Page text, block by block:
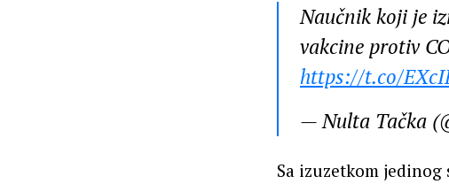
Naučnik koji je
vakcine protiv
https://t.co/
— Nulta Tačka
Sa izuzetkom